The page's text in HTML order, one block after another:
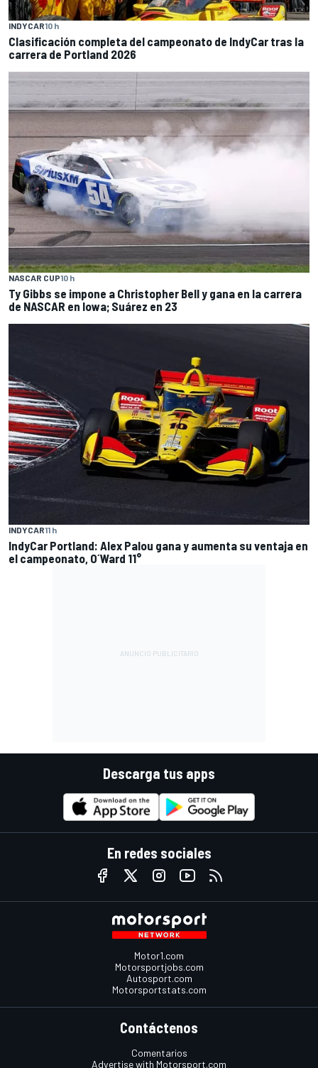
INDYCAR10 h
Clasificación completa del campeonato de IndyCar tras la
carrera de Portland 2026
NASCAR CUP10 h
Ty Gibbs se impone a Christopher Bell y gana en la carrera
de NASCAR en Iowa; Suárez en 23
INDYCAR11 h
IndyCar Portland: Alex Palou gana y aumenta su ventaja en
el campeonato, O´Ward 11°
Descarga tus apps
En redes sociales
Motor1.com
Motorsportjobs.com
Autosport.com
Motorsportstats.com
Contáctenos
Comentarios
Advertise with Motorsport.com